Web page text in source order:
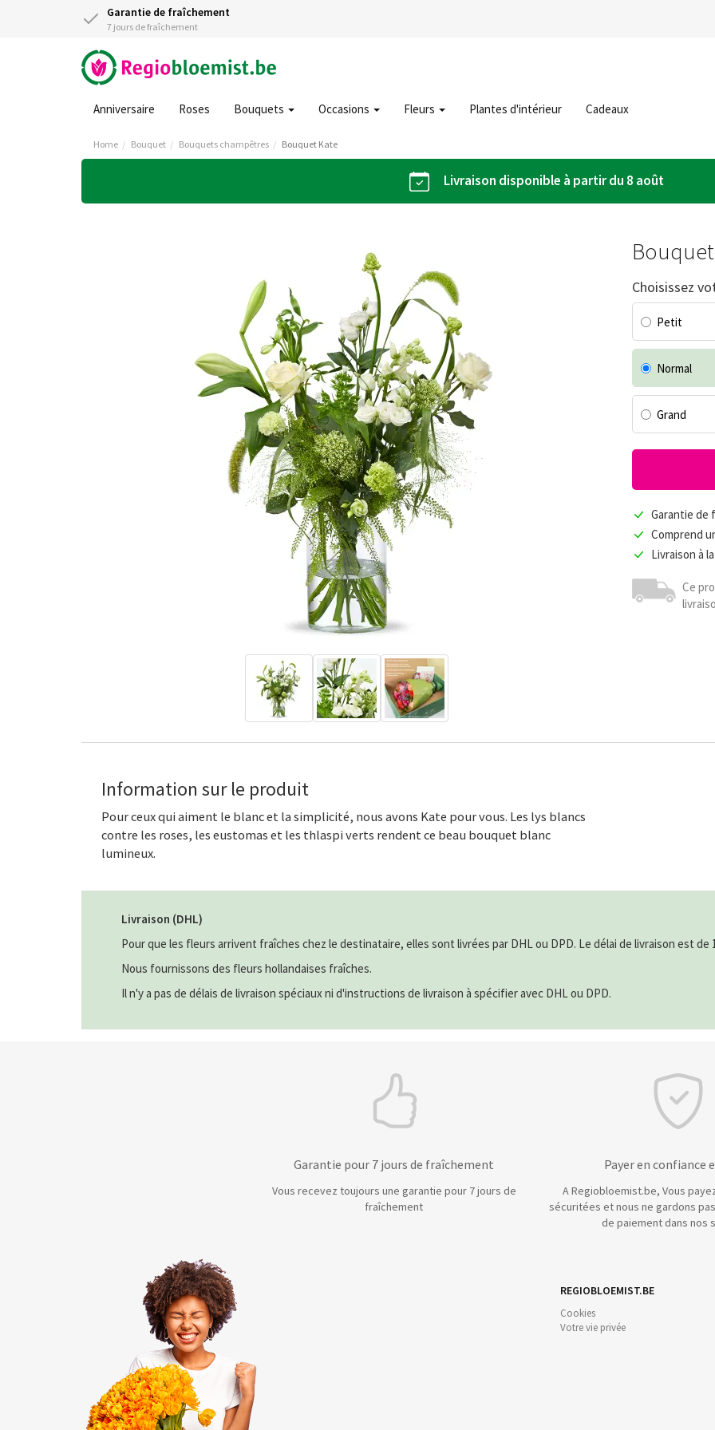
Garantie de fraîchement
7 jours de fraîchement
Anniversaire Roses Bouquets Occasions Fleurs Plantes d'intérieur Cadeaux
Home Bouquet Bouquets champêtres Bouquet Kate
Livraison disponible à partir du 8 août
Choisissez
Petit
Normal
Grand
Garantie de
Comprend
Livraison à
Ce
Information sur le produit
Pour ceux qui aiment le blanc et la simplicité, nous avons Kate pour vous. Les lys blancs
contre les roses, les eustomas et les thlaspi verts rendent ce beau bouquet blanc
lumineux.
Livraison (DHL)
Pour que les fleurs arrivent fraîches chez le destinataire, elles sont livrées par DHL ou DPD. Le délai de livraison est de
Nous fournissons des fleurs hollandaises fraîches.
Il n'y a pas de délais de livraison spéciaux ni d'instructions de livraison à spécifier avec DHL ou DPD.
Garantie pour 7 jours de fraîchement
Vous recevez toujours une garantie pour 7 jours de
fraîchement
Payer en confiance
A Regiobloemist.be, Vous
sécuritées et nous ne gardons
de paiement dans nos
REGIOBLOEMIST.BE
Cookies
Votre vie privée